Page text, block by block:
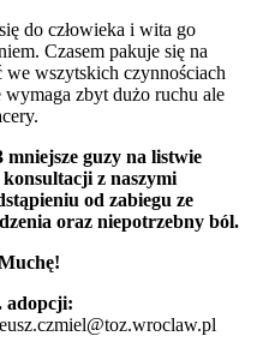
do człowieka i wita go
Czasem pakuje się na
we wszytskich czynnościach
zbyt dużo ruchu ale
guzy na listwie
konsultacji z naszymi
od zabiegu ze
oraz niepotrzebny ból.
adopcji: